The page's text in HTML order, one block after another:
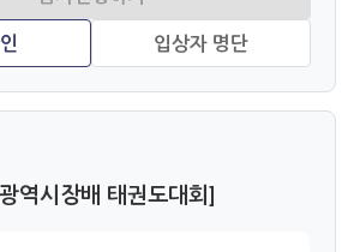
역시장배 태권도대회]